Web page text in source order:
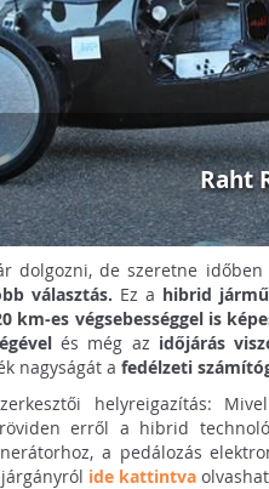
Raht
dolgozni, de szeretne
választás. Ez a hibrid jármű
km-es végsebességgel is
és még az időjárás
nagyságát a fedélzeti
helyreigazítás:
erről a hibrid
a pedálozás
ide kattintva